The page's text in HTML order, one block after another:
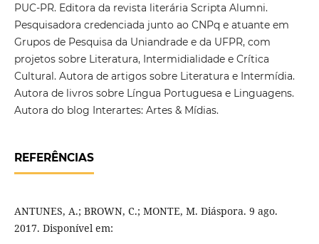
PUC-PR. Editora da revista literária Scripta Alumni.
Pesquisadora credenciada junto ao CNPq e atuante em
Grupos de Pesquisa da Uniandrade e da UFPR, com
projetos sobre Literatura, Intermidialidade e Crítica
Cultural. Autora de artigos sobre Literatura e Intermídia.
Autora de livros sobre Língua Portuguesa e Linguagens.
Autora do blog Interartes: Artes & Mídias.
REFERÊNCIAS
ANTUNES, A.; BROWN, C.; MONTE, M. Diáspora. 9 ago.
2017. Disponível em: